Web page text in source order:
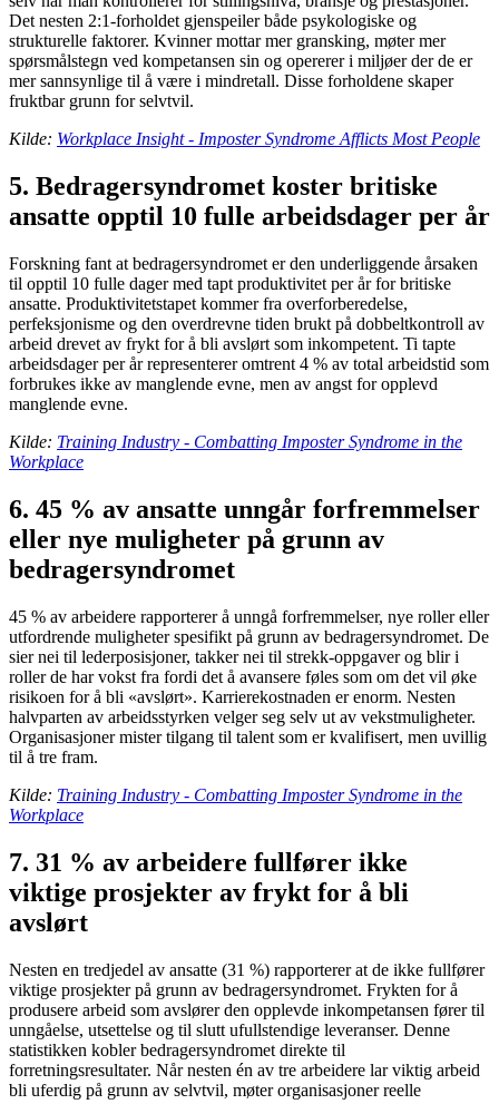
Det nesten 2:1-forholdet gjenspeiler både psykologiske og
strukturelle faktorer. Kvinner mottar mer gransking, møter mer
spørsmålstegn ved kompetansen sin og opererer i miljøer der de er
mer sannsynlige til å være i mindretall. Disse forholdene skaper
fruktbar grunn for selvtvil.
Kilde: Workplace Insight - Imposter Syndrome Afflicts Most People
5. Bedragersyndromet koster britiske
ansatte opptil 10 fulle arbeidsdager per år
Forskning fant at bedragersyndromet er den underliggende årsaken
til opptil 10 fulle dager med tapt produktivitet per år for britiske
ansatte. Produktivitetstapet kommer fra overforberedelse,
perfeksjonisme og den overdrevne tiden brukt på dobbeltkontroll av
arbeid drevet av frykt for å bli avslørt som inkompetent. Ti tapte
arbeidsdager per år representerer omtrent 4 % av total arbeidstid som
forbrukes ikke av manglende evne, men av angst for opplevd
manglende evne.
Kilde: Training Industry - Combatting Imposter Syndrome in the
Workplace
6. 45 % av ansatte unngår forfremmelser
eller nye muligheter på grunn av
bedragersyndromet
45 % av arbeidere rapporterer å unngå forfremmelser, nye roller eller
utfordrende muligheter spesifikt på grunn av bedragersyndromet. De
sier nei til lederposisjoner, takker nei til strekk-oppgaver og blir i
roller de har vokst fra fordi det å avansere føles som om det vil øke
risikoen for å bli «avslørt». Karrierekostnaden er enorm. Nesten
halvparten av arbeidsstyrken velger seg selv ut av vekstmuligheter.
Organisasjoner mister tilgang til talent som er kvalifisert, men uvillig
til å tre fram.
Kilde: Training Industry - Combatting Imposter Syndrome in the
Workplace
7. 31 % av arbeidere fullfører ikke
viktige prosjekter av frykt for å bli
avslørt
Nesten en tredjedel av ansatte (31 %) rapporterer at de ikke fullfører
viktige prosjekter på grunn av bedragersyndromet. Frykten for å
produsere arbeid som avslører den opplevde inkompetansen fører til
unngåelse, utsettelse og til slutt ufullstendige leveranser. Denne
statistikken kobler bedragersyndromet direkte til
forretningsresultater. Når nesten én av tre arbeidere lar viktig arbeid
bli uferdig på grunn av selvtvil, møter organisasjoner reelle